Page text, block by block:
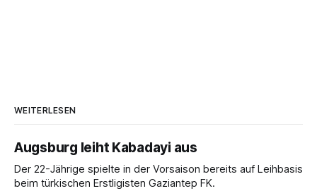
WEITERLESEN
Augsburg leiht Kabadayi aus
Der 22-Jährige spielte in der Vorsaison bereits auf Leihbasis
beim türkischen Erstligisten Gaziantep FK.